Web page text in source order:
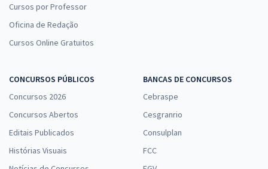
Cursos por Professor
Oficina de Redação
Cursos Online Gratuitos
CONCURSOS PÚBLICOS
Concursos 2026
Concursos Abertos
Editais Publicados
Histórias Visuais
BANCAS DE CONCURSOS
Cebraspe
Cesgranrio
Consulplan
FCC